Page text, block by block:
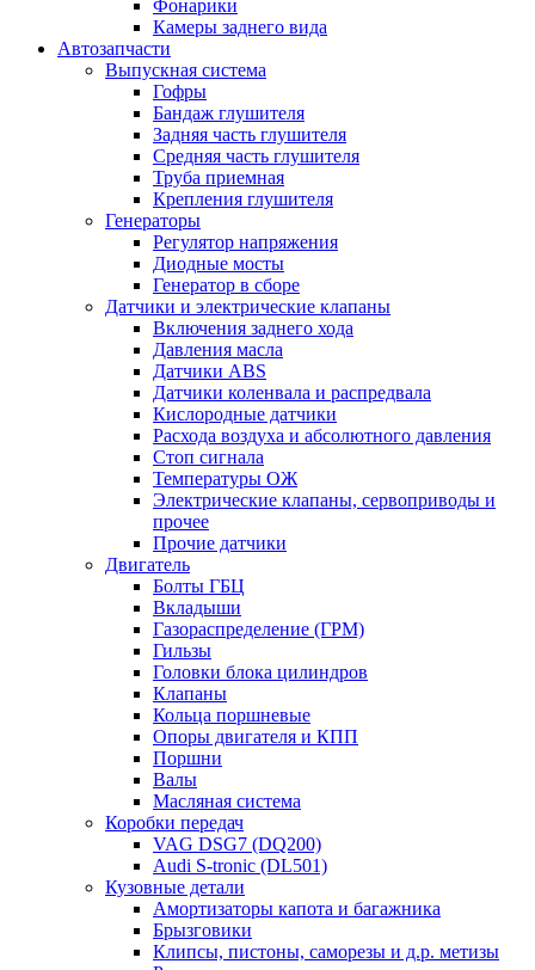
Фонарики
Камеры заднего вида
Автозапчасти
Выпускная система
Гофры
Бандаж глушителя
Задняя часть глушителя
Средняя часть глушителя
Труба приемная
Крепления глушителя
Генераторы
Регулятор напряжения
Диодные мосты
Генератор в сборе
Датчики и электрические клапаны
Включения заднего хода
Давления масла
Датчики ABS
Датчики коленвала и распредвала
Кислородные датчики
Расхода воздуха и абсолютного давления
Стоп сигнала
Температуры ОЖ
Электрические клапаны, сервоприводы и
прочее
Прочие датчики
Двигатель
Болты ГБЦ
Вкладыши
Газораспределение (ГРМ)
Гильзы
Головки блока цилиндров
Клапаны
Кольца поршневые
Опоры двигателя и КПП
Поршни
Валы
Масляная система
Коробки передач
VAG DSG7 (DQ200)
Audi S-tronic (DL501)
Кузовные детали
Амортизаторы капота и багажника
Брызговики
Клипсы, пистоны, саморезы и д.р. метизы